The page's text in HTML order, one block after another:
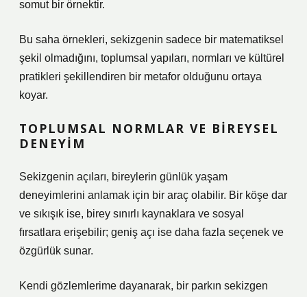
somut bir örnektir.
Bu saha örnekleri, sekizgenin sadece bir matematiksel
şekil olmadığını, toplumsal yapıları, normları ve kültürel
pratikleri şekillendiren bir metafor olduğunu ortaya
koyar.
TOPLUMSAL NORMLAR VE BIREYSEL
DENEYIM
Sekizgenin açıları, bireylerin günlük yaşam
deneyimlerini anlamak için bir araç olabilir. Bir köşe dar
ve sıkışık ise, birey sınırlı kaynaklara ve sosyal
fırsatlara erişebilir; geniş açı ise daha fazla seçenek ve
özgürlük sunar.
Kendi gözlemlerime dayanarak, bir parkın sekizgen